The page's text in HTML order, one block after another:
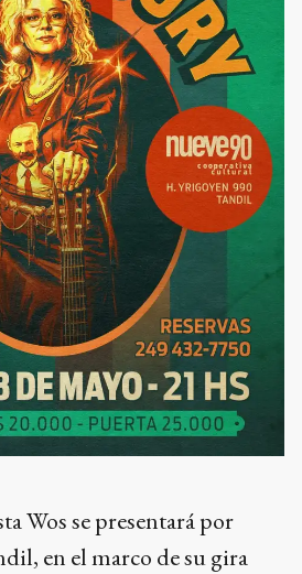
Wos se presentará por
en el marco de su gira